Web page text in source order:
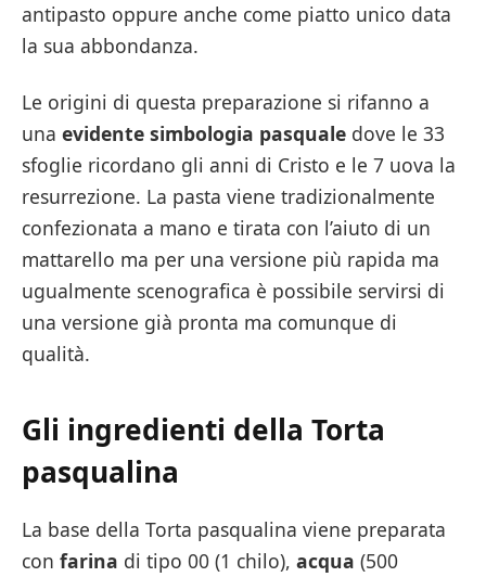
antipasto oppure anche come piatto unico data
la sua abbondanza.
Le origini di questa preparazione si rifanno a
una evidente simbologia pasquale dove le 33
sfoglie ricordano gli anni di Cristo e le 7 uova la
resurrezione. La pasta viene tradizionalmente
confezionata a mano e tirata con l’aiuto di un
mattarello ma per una versione più rapida ma
ugualmente scenografica è possibile servirsi di
una versione già pronta ma comunque di
qualità.
Gli ingredienti della Torta
pasqualina
La base della Torta pasqualina viene preparata
con farina di tipo 00 (1 chilo), acqua (500